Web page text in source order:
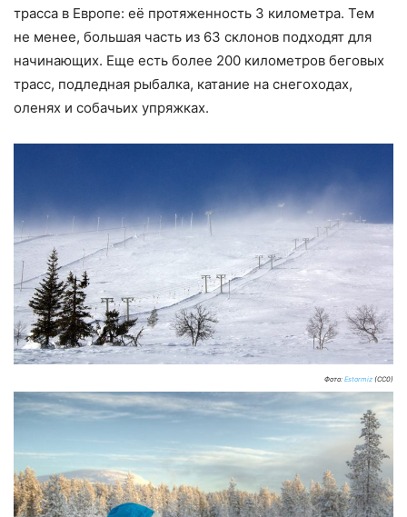
трасса в Европе: её протяженность 3 километра. Тем
не менее, большая часть из 63 склонов подходят для
начинающих. Еще есть более 200 километров беговых
трасс, подледная рыбалка, катание на снегоходах,
оленях и собачьих упряжках.
Фото: Estormiz (CC0)